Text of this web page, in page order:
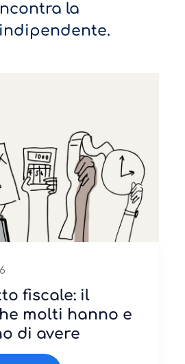
la
fiscale: il
molti hanno e
di avere